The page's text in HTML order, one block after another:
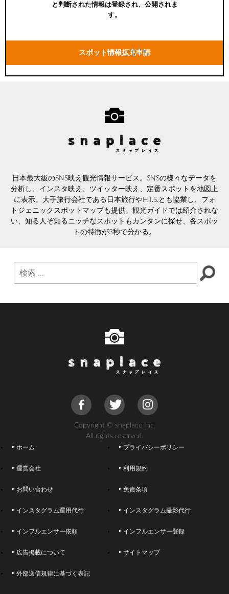
と判断された情報は登録され、公開されま
す。
スポット情報拡充申請
日本最大級のSNS映え観光情報サービス。SNSの様々なデータを
分析し、インスタ映え、ツイッター映え、定番スポットを地図上
に表示。大手旅行会社である日本旅行やH.I.S.とも協業し、フォ
トジェニックスポットマップも提供。観光ガイドでは紹介されな
い、知る人ぞ知るニッチなスポットもカンタンに探せ、各スポッ
トの特徴が3秒で分かる。
Copyright © snaplace Inc.
All rights reserved.
ホーム プライバシーポリシー
運営会社 利用規約
お問い合わせ 免責条項
インスタグラム運用代行 インスタグラム撮影代行
インフルエンサー依頼 インフルエンサー登録
広告掲載について サイトマップ
外部送信規律に基づく表記